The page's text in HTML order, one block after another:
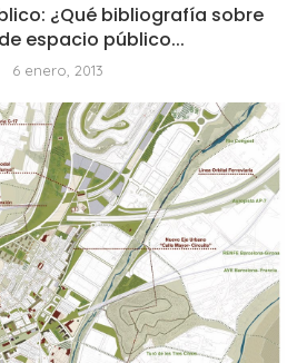
¿Qué bibliografía sobre
espacio público...
6 enero, 2013